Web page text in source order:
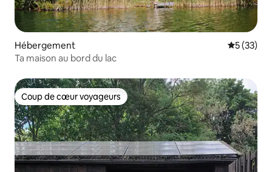
Hébergement
5 (33)
Ta maison au bord du lac
Coup de cœur voyageurs
Coup de cœur voyageurs